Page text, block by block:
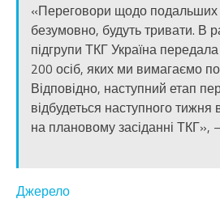
«Переговори щодо подальших
безумовно, будуть тривати. В
підгрупи ТКГ Україна
200 осіб, яких ми вимагаємо
Відповідно, наступний етап
відбудеться наступного тижня
на плановому засіданні ТКГ»,
Джерело